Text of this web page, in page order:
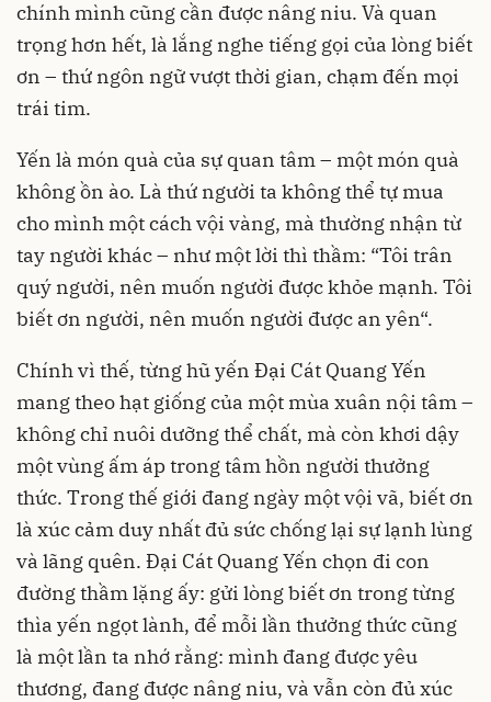
chính mình cũng cần được nâng niu. Và quan
trọng hơn hết, là lắng nghe tiếng gọi của lòng biết
ơn – thứ ngôn ngữ vượt thời gian, chạm đến mọi
trái tim.
Yến là món quà của sự quan tâm – một món quà
không ồn ào. Là thứ người ta không thể tự mua
cho mình một cách vội vàng, mà thường nhận từ
tay người khác – như một lời thì thầm: “Tôi trân
quý người, nên muốn người được khỏe mạnh. Tôi
biết ơn người, nên muốn người được an yên“.
Chính vì thế, từng hũ yến Đại Cát Quang Yến
mang theo hạt giống của một mùa xuân nội tâm –
không chỉ nuôi dưỡng thể chất, mà còn khơi dậy
một vùng ấm áp trong tâm hồn người thưởng
thức. Trong thế giới đang ngày một vội vã, biết ơn
là xúc cảm duy nhất đủ sức chống lại sự lạnh lùng
và lãng quên. Đại Cát Quang Yến chọn đi con
đường thầm lặng ấy: gửi lòng biết ơn trong từng
thìa yến ngọt lành, để mỗi lần thưởng thức cũng
là một lần ta nhớ rằng: mình đang được yêu
thương, đang được nâng niu, và vẫn còn đủ xúc